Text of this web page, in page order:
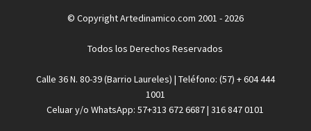
© Copyright Artedinamico.com 2001 - 2026
Todos los Derechos Reservados
Calle 36 N. 80-39 (Barrio Laureles) | Teléfono: (57) + 604 444
1001
Celuar y/o WhatsApp: 57+313 672 6687 | 316 847 0101